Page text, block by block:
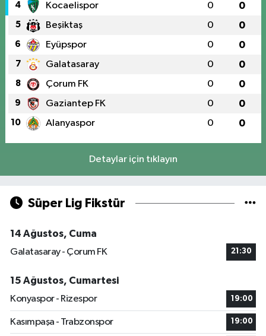
4 Kocaelispor 0 0
5 Beşiktaş 0 0
6 Eyüpspor 0 0
7 Galatasaray 0 0
8 Çorum FK 0 0
9 Gaziantep FK 0 0
10 Alanyaspor 0 0
Detaylar için tıklayın
Süper Lig Fikstür
14 Ağustos, Cuma
Galatasaray - Çorum FK
21:30
15 Ağustos, Cumartesi
Konyaspor - Rizespor
19:00
Kasımpaşa - Trabzonspor 19:00